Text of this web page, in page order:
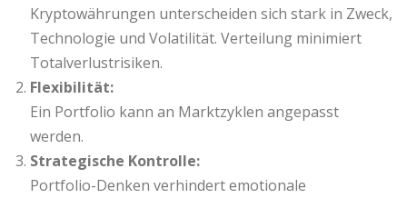
Kryptowährungen unterscheiden sich stark in Zweck,
Technologie und Volatilität. Verteilung minimiert
Totalverlustrisiken.
Flexibilität:
Ein Portfolio kann an Marktzyklen angepasst
werden.
Strategische Kontrolle:
Portfolio-Denken verhindert emotionale